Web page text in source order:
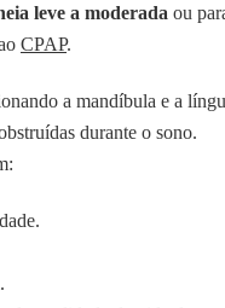
leve a moderada ou
CPAP.
a mandíbula e a
durante o sono.